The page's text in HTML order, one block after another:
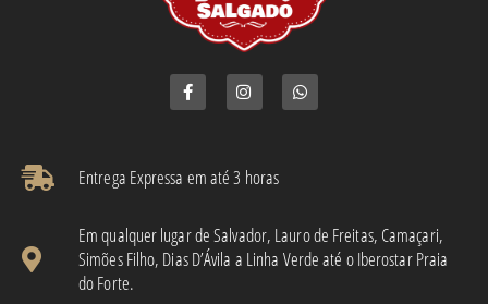
Entrega Expressa em até 3 horas​
Em qualquer lugar de Salvador, Lauro de Freitas, Camaçari,
Simões Filho, Dias D’Ávila a Linha Verde até o Iberostar Praia
do Forte.